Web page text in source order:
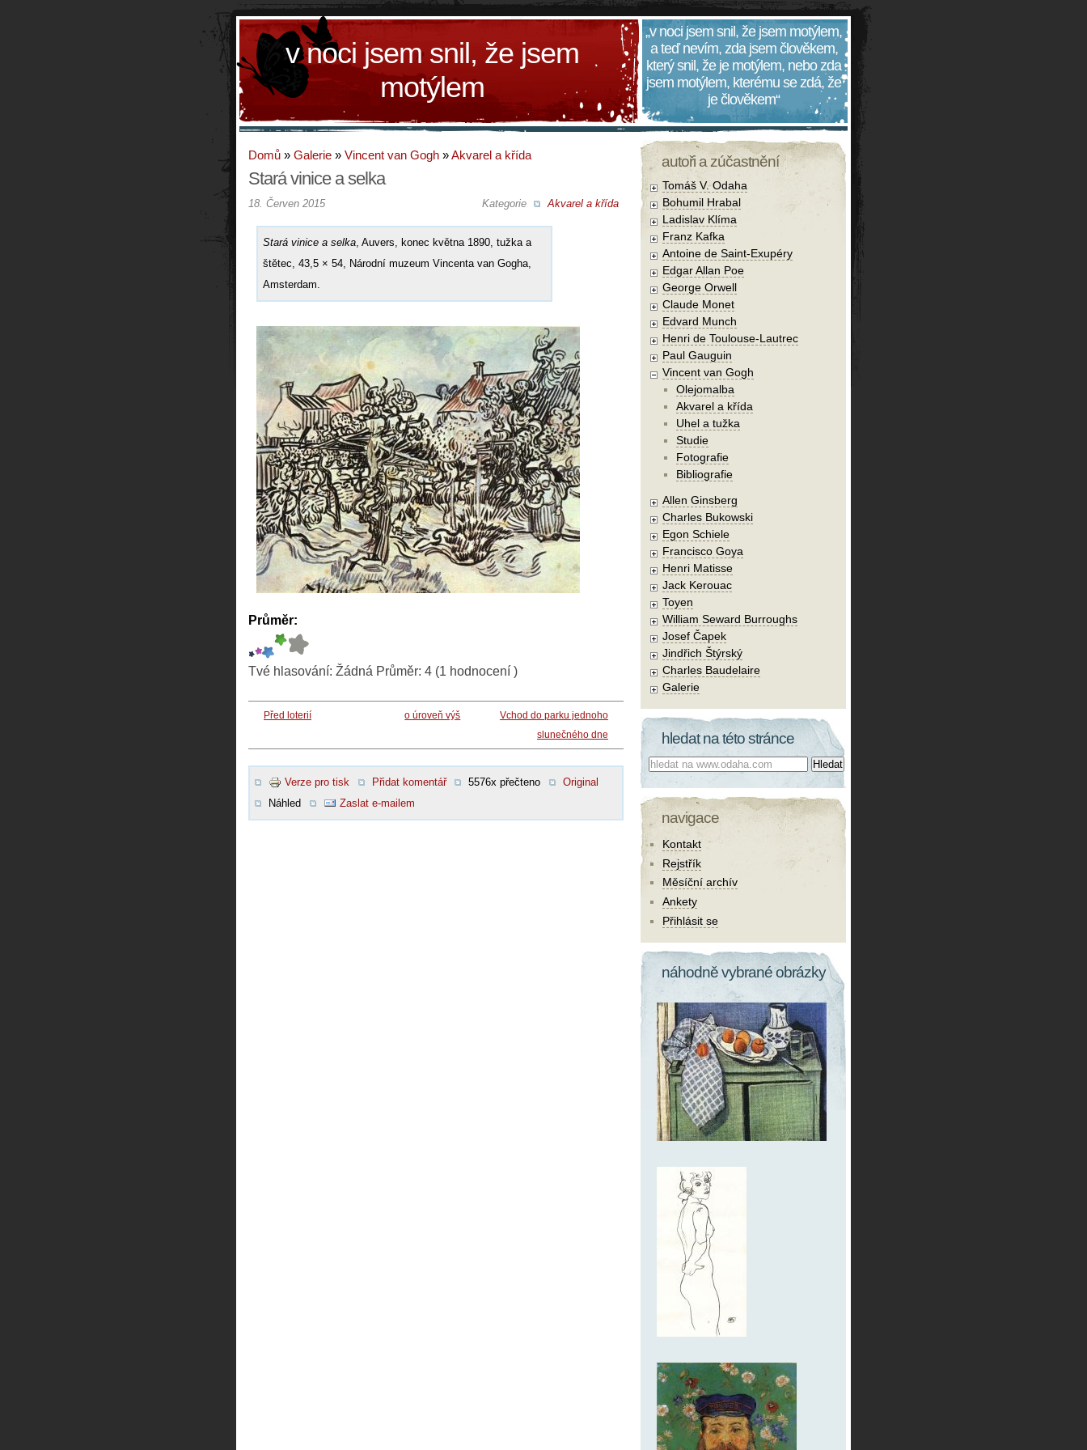
v noci jsem snil, že jsem
motýlem
„v noci jsem snil, že jsem motýlem,
a teď nevím, zda jsem člověkem,
který snil, že je motýlem, nebo zda
jsem motýlem, kterému se zdá, že
je člověkem“
Domů » Galerie » Vincent van Gogh »Akvarel a křída
Stará vinice a selka
Kategorie Akvarel a křída
18. Červen 2015
Stará vinice a selka , Auvers, konec května 1890, tužka a
štětec, 43,5 × 54, Národní muzeum Vincenta van Gogha,
Amsterdam.
Průměr:
Tvé hlasování: Žádná Průměr: 4 (1 hodnocení )
Před loterií o úroveň výš
Vchod do parku jednoho
slunečného dne
Verze pro tisk Přidat komentář 5576x přečteno
Original
Náhled
Zaslat e-mailem
autoři a zúčastnění
Tomáš V. Odaha
Bohumil Hrabal
Ladislav Klíma
Franz Kafka
Antoine de Saint-Exupéry
Edgar Allan Poe
George Orwell
Claude Monet
Edvard Munch
Henri de Toulouse-Lautrec
Paul Gauguin
Vincent van Gogh
Olejomalba
Akvarel a křída
Uhel a tužka
Studie
Fotografie
Bibliografie
Allen Ginsberg
Charles Bukowski
Egon Schiele
Francisco Goya
Henri Matisse
Jack Kerouac
Toyen
William Seward Burroughs
Josef Čapek
Jindřich Štýrský
Charles Baudelaire
Galerie
hledat na této stránce
Co hledat:
navigace
Kontakt
Rejstřík
Měsíční archív
Ankety
Přihlásit se
náhodně vybrané obrázky